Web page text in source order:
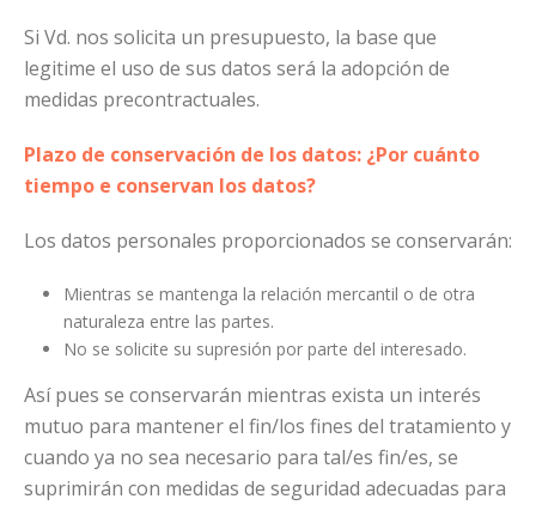
Si Vd. nos solicita un presupuesto, la base que
legitime el uso de sus datos será la adopción de
medidas precontractuales.
Plazo de conservación de los datos: ¿Por cuánto
tiempo e conservan los datos?
Los datos personales proporcionados se conservarán:
Mientras se mantenga la relación mercantil o de otra
naturaleza entre las partes.
No se solicite su supresión por parte del interesado.
Así pues se conservarán mientras exista un interés
mutuo para mantener el fin/los fines del tratamiento y
cuando ya no sea necesario para tal/es fin/es, se
suprimirán con medidas de seguridad adecuadas para